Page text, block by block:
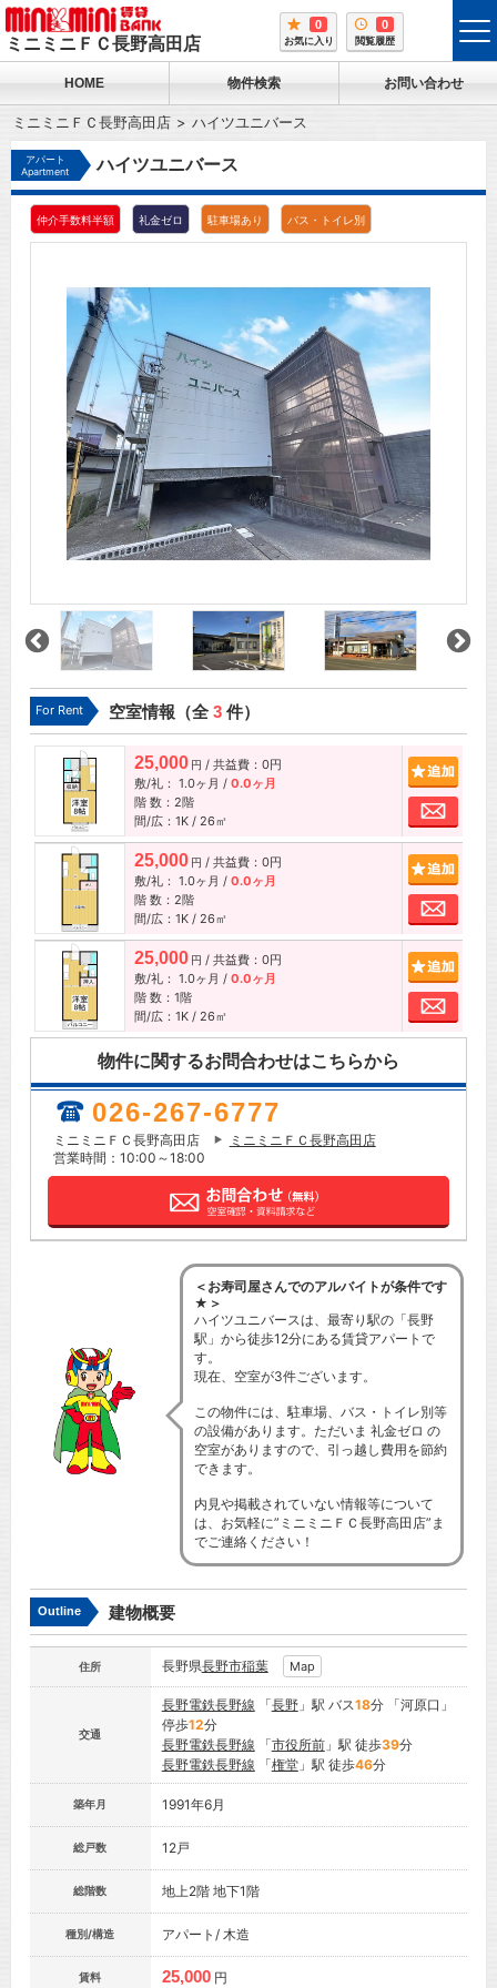
ミニミニＦＣ長野高田店
0
お気に入り
0
閲覧履歴
HOME 物件検索 お問い合わせ
ミニミニＦＣ長野高田店 ハイツユニバース
アパート
Apartment
ハイツユニバース
仲介手数料半額 礼金ゼロ 駐車場あり バス・トイレ別
For Rent 空室情報（全3件）
25,000 円 / 共益費：0円
敷/礼： 1.0ヶ月 / 0.0ヶ月
階 数：2階
間/広：1K / 26㎡
お問
25,000 円 / 共益費：0円
敷/礼： 1.0ヶ月 / 0.0ヶ月
階 数：2階
間/広：1K / 26㎡
お問
25,000 円 / 共益費：0円
敷/礼： 1.0ヶ月 / 0.0ヶ月
階 数：1階
間/広：1K / 26㎡
お問
物件に関するお問合わせはこちらから
026-267-6777
ミニミニＦＣ長野高田店
ミニミニＦＣ長野高田店
営業時間：10:00～18:00
＜お寿司屋さんでのアルバイトが条件です
★＞
ハイツユニバースは、最寄り駅の「長野
駅」から徒歩12分にある賃貸アパートで
す。
現在、空室が3件ございます。
この物件には、駐車場、バス・トイレ別等
の設備があります。ただいま 礼金ゼロ の
空室がありますので、引っ越し費用を節約
できます。
内見や掲載されていない情報等について
は、お気軽に”ミニミニＦＣ長野高田店”ま
でご連絡ください！
Outline 建物概要
住所 長野県長野市稲葉 Map
交通
長野電鉄長野線 「長野」駅 バス18分 「河原口」
停歩12分
長野電鉄長野線 「市役所前」駅 徒歩39分
長野電鉄長野線 「権堂」駅 徒歩46分
築年月 1991年6月
総戸数 12戸
総階数 地上2階 地下1階
種別/構造 アパート/ 木造
賃料 25,000 円